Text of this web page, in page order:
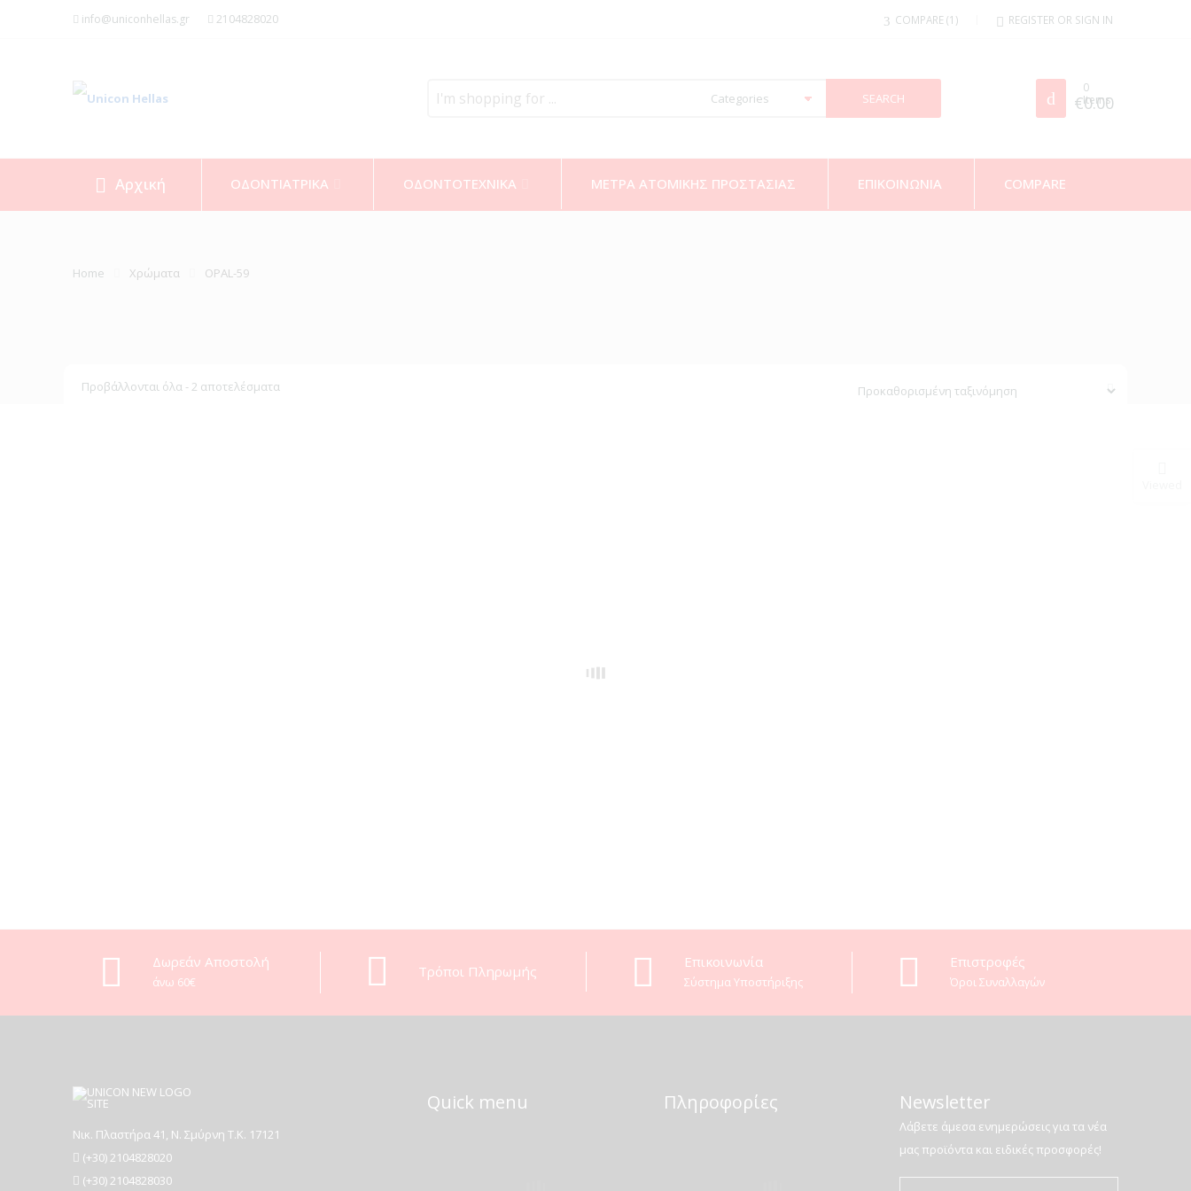
info@uniconhellas.gr 2104828020 COMPARE 1 REGISTER OR SIGN IN
here
0
Items
€0.00
Αρχική ΟΔΟΝΤΙΑΤΡΙΚΑ ΟΔΟΝΤΟΤΕΧΝΙΚΑ ΜΕΤΡΑ ΑΤΟΜΙΚΗΣ ΠΡΟΣΤΑΣΙΑΣ ΕΠΙΚΟΙΝΩΝΙΑ COMPARE
Home Χρώματα OPAL-59
Προβάλλονται όλα - 2 αποτελέσματα
Δωρεάν Αποστολή
άνω 60€
Τρόποι Πληρωμής
Eπικοινωνία
Σύστημα Υποστήριξης
Επιστροφές
Όροι Συναλλαγών
Νικ. Πλαστήρα 41, Ν. Σμύρνη T.K. 17121
(+30) 2104828020
(+30) 2104828030
Quick menu Πληροφορίες Newsletter
Λάβετε άμεσα ενημερώσεις για τα νέα
μας προϊόντα και ειδικές προσφορές!